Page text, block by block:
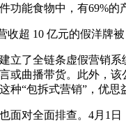
能食物中，有69%的
10 亿元的假洋牌被
了全链条虚假营销系
曲播带货。此外，
“包拆式营销”，优思
全面排查。4月1